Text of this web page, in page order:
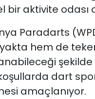
aktivite odası
Paradarts
hem de
şekilde
dart
amaçlanıyor.